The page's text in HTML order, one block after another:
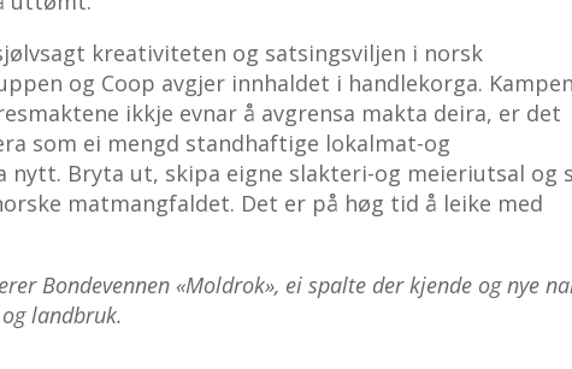
kreativiteten og satsingsviljen i norsk
og Coop avgjer innhaldet i handlekorga.
ikkje evnar å avgrensa makta deira, er det
som ei mengd standhaftige lokalmat-og
nytt. Bryta ut, skipa eigne slakteri-og meieriutsal og
matmangfaldet. Det er på høg tid å leike med
Bondevennen «Moldrok», ei spalte der kjende og nye
landbruk.